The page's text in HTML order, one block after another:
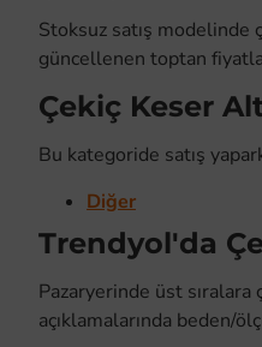
Stoksuz satış modelinde
güncellenen toptan
Çekiç Keser
Bu kategoride satış
Diğer
Trendyol'da
Pazaryerinde üst
açıklamalarında beden/